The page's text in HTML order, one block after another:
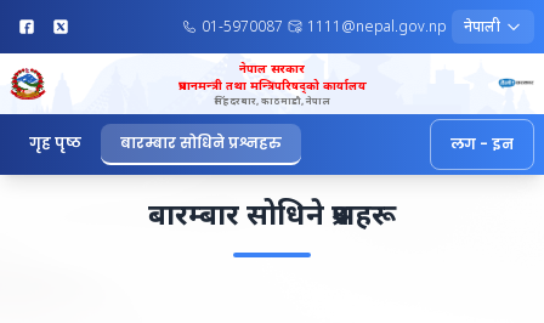
01-5970087 1111@nepal.gov.np नेपाली
नेपाल सरकार
प्रधानमन्त्री तथा मन्त्रिपरिषद्को कार्यालय
सिंहदरबार, काठमाडौ, नेपाल
गृह पृष्ठ बारम्बार सोधिने प्रश्नहरु लग - इन
बारम्बार सोधिने प्रश्नहरू